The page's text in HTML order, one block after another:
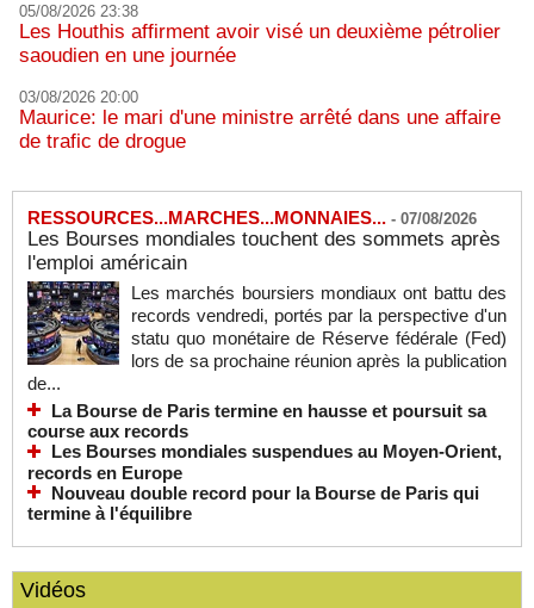
05/08/2026 23:38
Les Houthis affirment avoir visé un deuxième pétrolier
saoudien en une journée
03/08/2026 20:00
Maurice: le mari d'une ministre arrêté dans une affaire
de trafic de drogue
RESSOURCES...MARCHES...MONNAIES... - 07/08/2026
Les Bourses mondiales touchent des sommets après
l'emploi américain
Les marchés boursiers mondiaux ont battu des
records vendredi, portés par la perspective d'un
statu quo monétaire de Réserve fédérale (Fed)
lors de sa prochaine réunion après la publication
de...
La Bourse de Paris termine en hausse et poursuit sa
course aux records
Les Bourses mondiales suspendues au Moyen-Orient,
records en Europe
Nouveau double record pour la Bourse de Paris qui
termine à l'équilibre
Vidéos